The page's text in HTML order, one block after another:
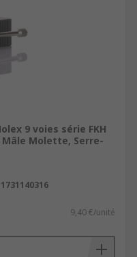
9 voies série FKH
Mâle Molette, Serre-
9,40 €/unité